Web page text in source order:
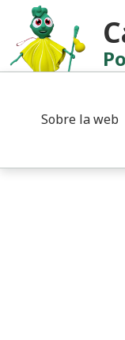
Pasar al contenido
Sobre la web